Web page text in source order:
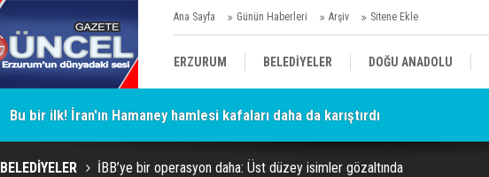
Ana Sayfa Günün Haberleri Arşiv Sitene Ekle
ERZURUM BELEDİYELER DOĞU ANADOLU
SİYASET AFAD/ SAVAŞ SPOR
KÜLTÜR/SANAT//MAĞAZİN BODRUM
Bu bir ilk! İran'ın Hamaney hamlesi kafaları daha da karıştırdı
BELEDİYELER İBB’ye bir operasyon daha: Üst düzey isimler gözaltında